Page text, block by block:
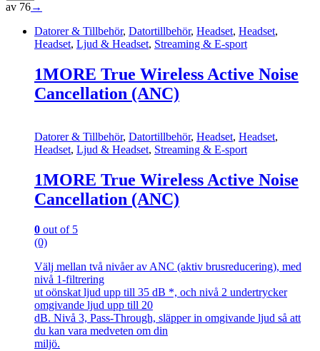
av 76→
Datorer & Tillbehör, Datortillbehör, Headset, Headset,
Headset, Ljud & Headset, Streaming & E-sport
1MORE True Wireless Active Noise
Cancellation (ANC)
Datorer & Tillbehör, Datortillbehör, Headset, Headset,
Headset, Ljud & Headset, Streaming & E-sport
1MORE True Wireless Active Noise
Cancellation (ANC)
0 out of 5
(0)
Välj mellan två nivåer av ANC (aktiv brusreducering), med
nivå 1-filtrering
ut oönskat ljud upp till 35 dB *, och nivå 2 undertrycker
omgivande ljud upp till 20
dB. Nivå 3, Pass-Through, släpper in omgivande ljud så att
du kan vara medveten om din
miljö.